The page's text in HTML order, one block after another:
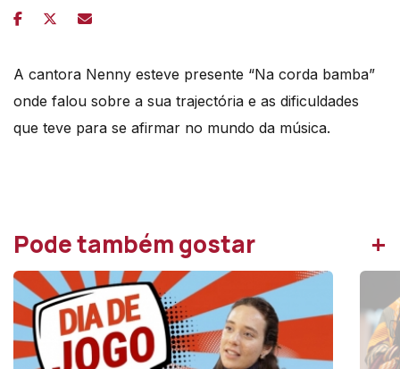
A cantora Nenny esteve presente “Na corda bamba”
onde falou sobre a sua trajectória e as dificuldades
que teve para se afirmar no mundo da música.
Pode também gostar +